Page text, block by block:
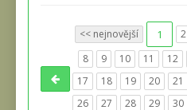
<< nejnovější 1 2
8
9 10 11 12
17
18 19 20 21
26
27 28 29 30